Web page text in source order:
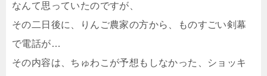
なんて思っていたのですが、
その二日後に、りんご農家の方から、ものすごい剣幕
で電話が…
その内容は、ちゅわこが予想もしなかった、ショッキ